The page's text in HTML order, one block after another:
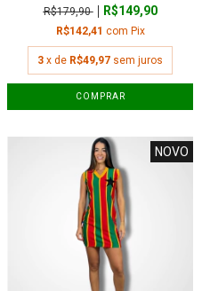
R$179,90 R$149,90
R$142,41 com Pix
3 x de R$49,97 sem juros
COMPRAR
NOVO